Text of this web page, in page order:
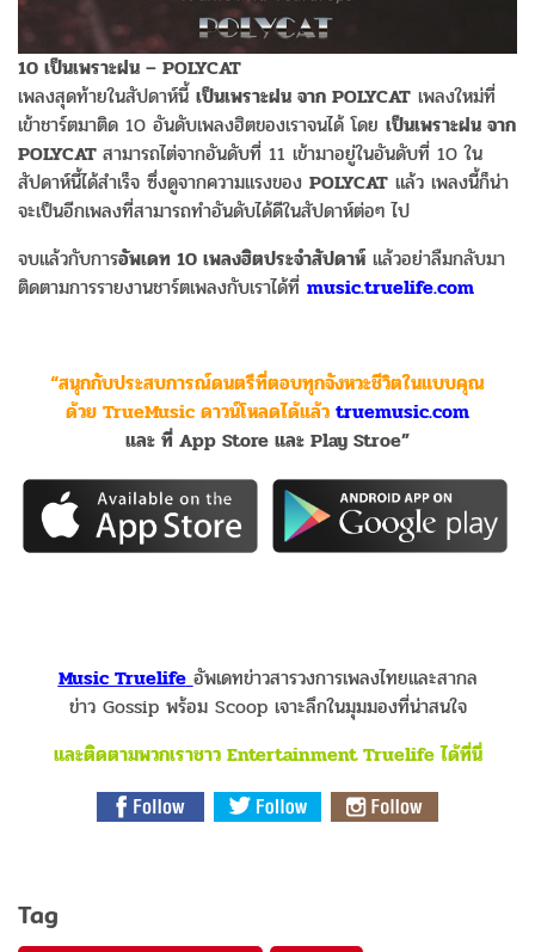
10 เป็นเพราะฝน – POLYCAT
เพลงสุดท้ายในสัปดาห์นี้ เป็นเพราะฝน จาก POLYCAT เพลงใหม่ที่
เข้าชาร์ตมาติด 10 อันดับเพลงฮิตของเราจนได้ โดย เป็นเพราะฝน จาก
POLYCAT สามารถไต่จากอันดับที่ 11 เข้ามาอยู่ในอันดับที่ 10 ใน
สัปดาห์นี้ได้สำเร็จ ซึ่งดูจากความแรงของ POLYCAT แล้ว เพลงนี้ก็น่า
จะเป็นอีกเพลงที่สามารถทำอันดับได้ดีในสัปดาห์ต่อๆ ไป
จบแล้วกับการอัพเดท 10 เพลงฮิตประจำสัปดาห์ แล้วอย่าลืมกลับมา
ติดตามการรายงานชาร์ตเพลงกับเราได้ที่ music.truelife.com
“สนุกกับประสบการณ์ดนตรีที่ตอบทุกจังหวะชีวิตในแบบคุณ
ด้วย TrueMusic ดาวน์โหลดได้แล้ว truemusic.com
และ ที่ App Store และ Play Stroe”
Music Truelife อัพเดทข่าวสารวงการเพลงไทยและสากล
ข่าว Gossip พร้อม Scoop เจาะลึกในมุมมองที่น่าสนใจ
และติดตามพวกเราชาว Entertainment Truelife ได้ที่นี่
Tag